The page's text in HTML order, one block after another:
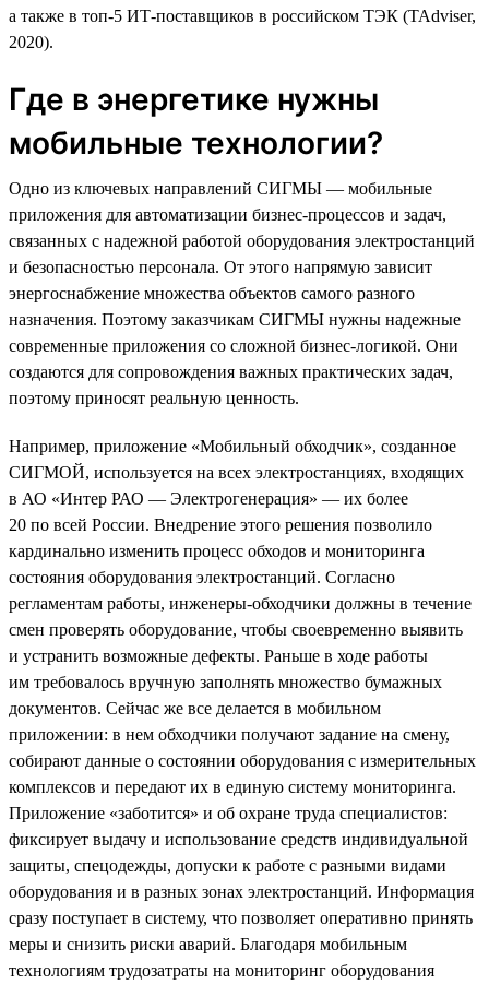
а также в топ-5 ИТ-поставщиков в российском ТЭК (TAdviser,
2020).
Где в энергетике нужны
мобильные технологии?
Одно из ключевых направлений СИГМЫ — мобильные
приложения для автоматизации бизнес-процессов и задач,
связанных с надежной работой оборудования электростанций
и безопасностью персонала. От этого напрямую зависит
энергоснабжение множества объектов самого разного
назначения. Поэтому заказчикам СИГМЫ нужны надежные
современные приложения со сложной бизнес-логикой. Они
создаются для сопровождения важных практических задач,
поэтому приносят реальную ценность.
Например, приложение «Мобильный обходчик», созданное
СИГМОЙ, используется на всех электростанциях, входящих
в АО «Интер РАО — Электрогенерация» — их более
20 по всей России. Внедрение этого решения позволило
кардинально изменить процесс обходов и мониторинга
состояния оборудования электростанций. Согласно
регламентам работы, инженеры-обходчики должны в течение
смен проверять оборудование, чтобы своевременно выявить
и устранить возможные дефекты. Раньше в ходе работы
им требовалось вручную заполнять множество бумажных
документов. Сейчас же все делается в мобильном
приложении: в нем обходчики получают задание на смену,
собирают данные о состоянии оборудования с измерительных
комплексов и передают их в единую систему мониторинга.
Приложение «заботится» и об охране труда специалистов:
фиксирует выдачу и использование средств индивидуальной
защиты, спецодежды, допуски к работе с разными видами
оборудования и в разных зонах электростанций. Информация
сразу поступает в систему, что позволяет оперативно принять
меры и снизить риски аварий. Благодаря мобильным
технологиям трудозатраты на мониторинг оборудования